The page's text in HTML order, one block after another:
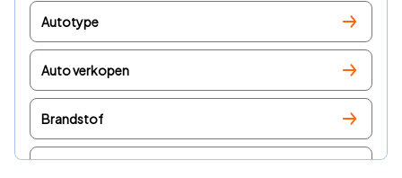
Autotype
Auto verkopen
Brandstof